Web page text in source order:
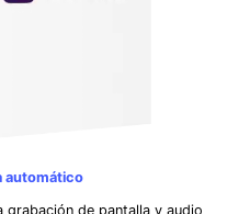
automático
grabación de pantalla y audio